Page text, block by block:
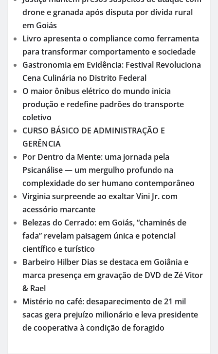
drone e granada após disputa por dívida rural
em Goiás
Livro apresenta o compliance como ferramenta
para transformar comportamento e sociedade
Gastronomia em Evidência: Festival Revoluciona
Cena Culinária no Distrito Federal
O maior ônibus elétrico do mundo inicia
produção e redefine padrões do transporte
coletivo
CURSO BÁSICO DE ADMINISTRAÇÃO E
GERÊNCIA
Por Dentro da Mente: uma jornada pela
Psicanálise — um mergulho profundo na
complexidade do ser humano contemporâneo
Virginia surpreende ao exaltar Vini Jr. com
acessório marcante
Belezas do Cerrado: em Goiás, “chaminés de
fada” revelam paisagem única e potencial
científico e turístico
Barbeiro Hilber Dias se destaca em Goiânia e
marca presença em gravação de DVD de Zé Vitor
& Rael
Mistério no café: desaparecimento de 21 mil
sacas gera prejuízo milionário e leva presidente
de cooperativa à condição de foragido